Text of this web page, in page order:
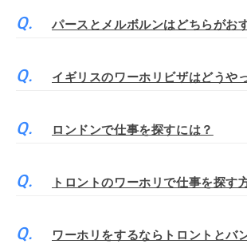
パースとメルボルンはどちらがお
イギリスのワーホリビザはどうや
ロンドンで仕事を探すには？
トロントのワーホリで仕事を探す
ワーホリをするならトロントとバ